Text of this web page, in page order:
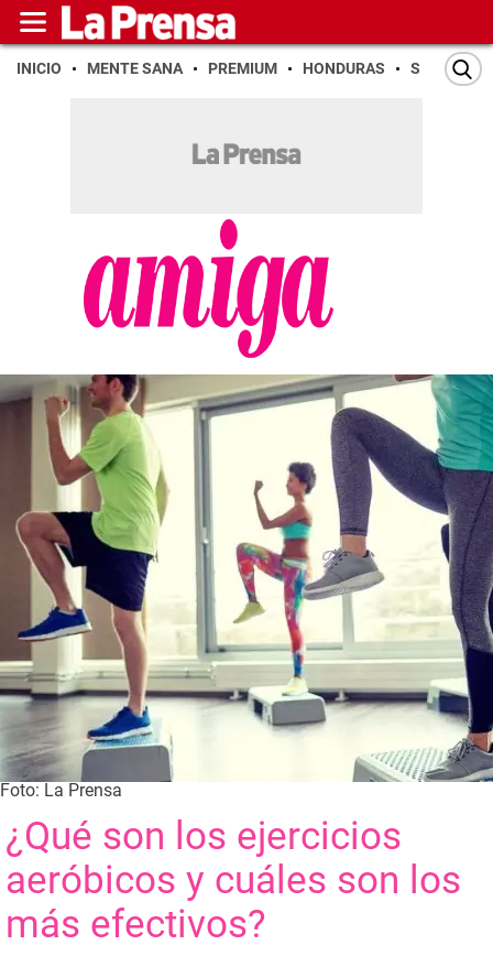
INICIO MENTE SANA PREMIUM HONDURAS SAN PEDRO
Foto: La Prensa
¿Qué son los ejercicios
aeróbicos y cuáles son los
más efectivos?